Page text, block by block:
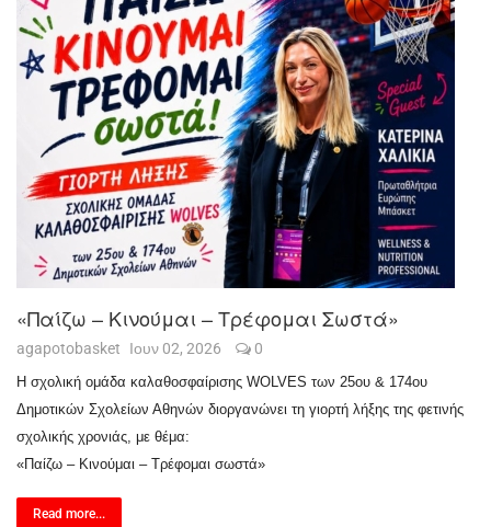
«Παίζω – Κινούμαι – Τρέφομαι Σωστά»
agapotobasket Ιουν 02, 2026 0
Η σχολική ομάδα καλαθοσφαίρισης WOLVES των 25ου & 174ου
Δημοτικών Σχολείων Αθηνών διοργανώνει τη γιορτή λήξης της φετινής
σχολικής χρονιάς, με θέμα:
«Παίζω – Κινούμαι – Τρέφομαι σωστά»
Read more...